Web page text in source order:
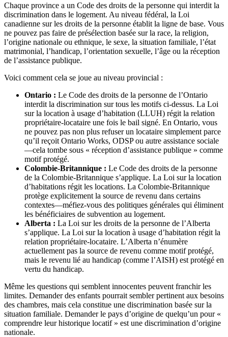
Chaque province a un Code des droits de la personne qui interdit la
discrimination dans le logement. Au niveau fédéral, la Loi
canadienne sur les droits de la personne établit la ligne de base. Vous
ne pouvez pas faire de présélection basée sur la race, la religion,
l’origine nationale ou ethnique, le sexe, la situation familiale, l’état
matrimonial, l’handicap, l’orientation sexuelle, l’âge ou la réception
de l’assistance publique.
Voici comment cela se joue au niveau provincial :
Ontario : Le Code des droits de la personne de l’Ontario
interdit la discrimination sur tous les motifs ci-dessus. La Loi
sur la location à usage d’habitation (LLUH) régit la relation
propriétaire-locataire une fois le bail signé. En Ontario, vous
ne pouvez pas non plus refuser un locataire simplement parce
qu’il reçoit Ontario Works, ODSP ou autre assistance sociale
—cela tombe sous « réception d’assistance publique » comme
motif protégé.
Colombie-Britannique : Le Code des droits de la personne
de la Colombie-Britannique s’applique. La Loi sur la location
d’habitations régit les locations. La Colombie-Britannique
protège explicitement la source de revenu dans certains
contextes—méfiez-vous des politiques générales qui éliminent
les bénéficiaires de subvention au logement.
Alberta : La Loi sur les droits de la personne de l’Alberta
s’applique. La Loi sur la location à usage d’habitation régit la
relation propriétaire-locataire. L’Alberta n’énumère
actuellement pas la source de revenu comme motif protégé,
mais le revenu lié au handicap (comme l’AISH) est protégé en
vertu du handicap.
Même les questions qui semblent innocentes peuvent franchir les
limites. Demander des enfants pourrait sembler pertinent aux besoins
des chambres, mais cela constitue une discrimination basée sur la
situation familiale. Demander le pays d’origine de quelqu’un pour «
comprendre leur historique locatif » est une discrimination d’origine
nationale.